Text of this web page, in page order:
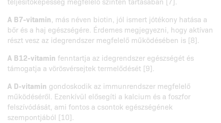
A B7-vitamin, más néven biotin, jól ismert jótékony hatása a
bőr és a haj egészségére. Érdemes megjegyezni, hogy aktívan
részt vesz az idegrendszer megfelelő működésében is [8].
A B12-vitamin fenntartja az idegrendszer egészségét és
támogatja a vörösvérsejtek termelődését [9].
A D-vitamin gondoskodik az immunrendszer megfelelő
működéséről. Ezenkívül elősegíti a kalcium és a foszfor
felszívódását, ami fontos a csontok egészségének
szempontjából [10].